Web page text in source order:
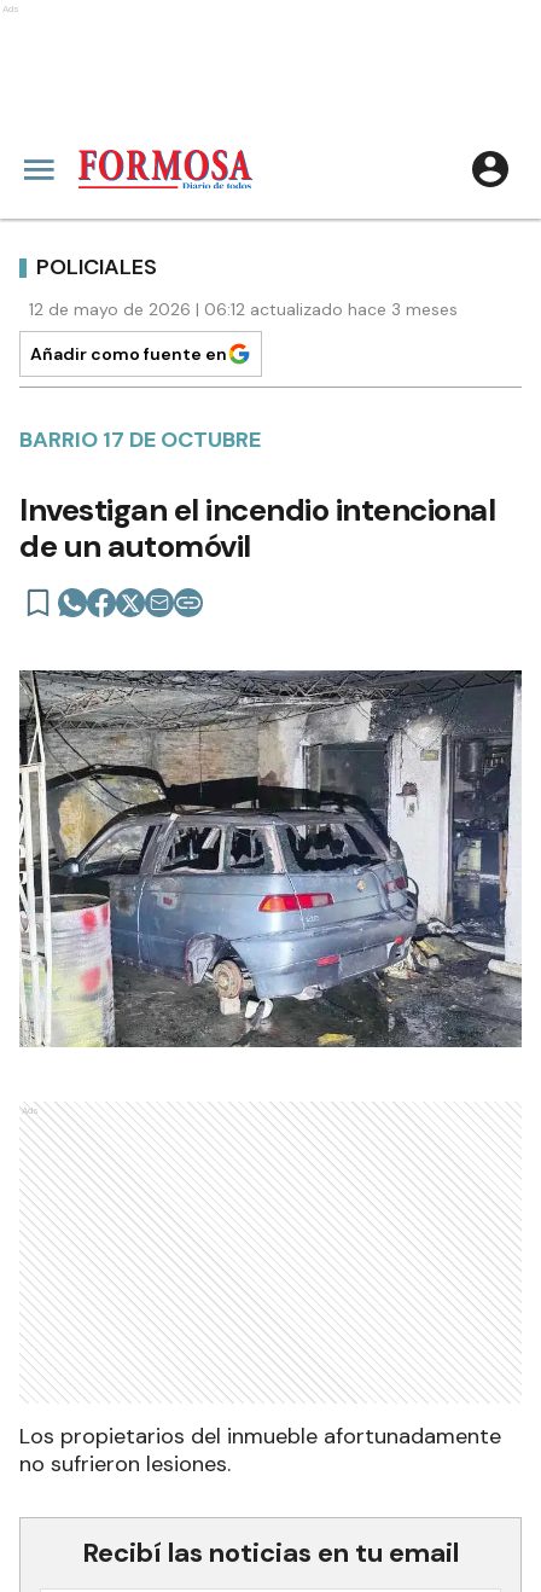
Ads
POLICIALES
12 de mayo de 2026 | 06:12 actualizado hace 3 meses
Añadir como fuente en
BARRIO 17 DE OCTUBRE
Investigan el incendio intencional
de un automóvil
Ads
Los propietarios del inmueble afortunadamente
no sufrieron lesiones.
Recibí las noticias en tu email